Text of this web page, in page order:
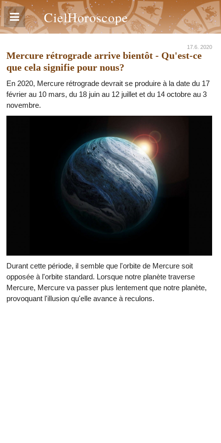
CielHoroscope
17.6. 2020
Mercure rétrograde arrive bientôt - Qu'est-ce
que cela signifie pour nous?
En 2020, Mercure rétrograde devrait se produire à la date du 17
février au 10 mars, du 18 juin au 12 juillet et du 14 octobre au 3
novembre.
Durant cette période, il semble que l'orbite de Mercure soit
opposée à l'orbite standard. Lorsque notre planète traverse
Mercure, Mercure va passer plus lentement que notre planète,
provoquant l'illusion qu'elle avance à reculons.